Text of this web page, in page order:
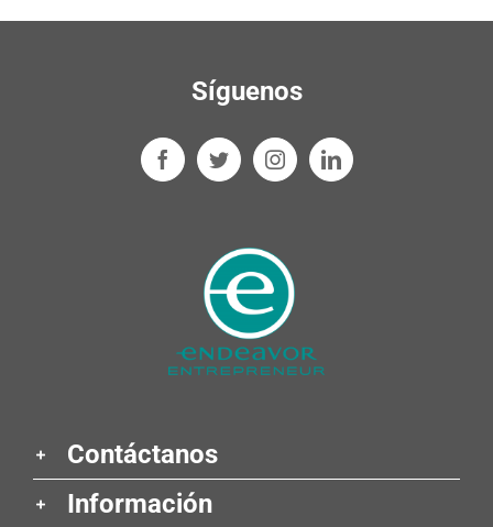
Síguenos
Contáctanos
Información